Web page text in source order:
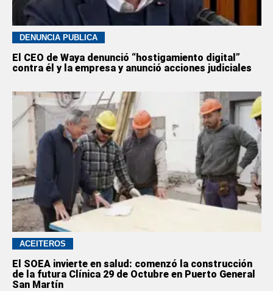
DENUNCIA PÚBLICA
El CEO de Waya denunció “hostigamiento digital”
contra él y la empresa y anunció acciones judiciales
ACEITEROS
El SOEA invierte en salud: comenzó la construcción
de la futura Clínica 29 de Octubre en Puerto General
San Martín